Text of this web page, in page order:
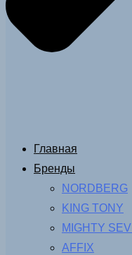
Главная
Бренды
NORDBERG
KING TONY
MIGHTY
AFFIX